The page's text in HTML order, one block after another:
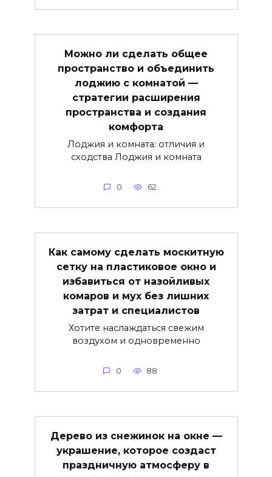
Можно ли сделать общее
пространство и объединить
лоджию с комнатой —
стратегии расширения
пространства и создания
комфорта
Лоджия и комната: отличия и
сходства Лоджия и комната
0 62
Как самому сделать москитную
сетку на пластиковое окно и
избавиться от назойливых
комаров и мух без лишних
затрат и специалистов
Хотите наслаждаться свежим
воздухом и одновременно
0 88
Дерево из снежинок на окне —
украшение, которое создаст
праздничную атмосферу в